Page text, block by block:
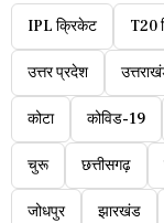
IPL क्रिकेट T20
उत्तर प्रदेश
कोटा कोविड-19
चुरू छत्तीसगढ़
जोधपुर झारखंड